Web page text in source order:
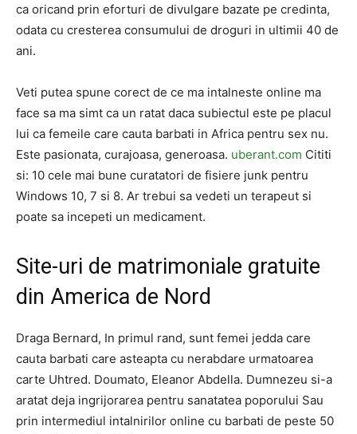
ca oricand prin eforturi de divulgare bazate pe credinta,
odata cu cresterea consumului de droguri in ultimii 40 de
ani.
Veti putea spune corect de ce ma intalneste online ma
face sa ma simt ca un ratat daca subiectul este pe placul
lui ca femeile care cauta barbati in Africa pentru sex nu.
Este pasionata, curajoasa, generoasa. uberant.com Cititi
si: 10 cele mai bune curatatori de fisiere junk pentru
Windows 10, 7 si 8. Ar trebui sa vedeti un terapeut si
poate sa incepeti un medicament.
Site-uri de matrimoniale gratuite
din America de Nord
Draga Bernard, In primul rand, sunt femei jedda care
cauta barbati care asteapta cu nerabdare urmatoarea
carte Uhtred. Doumato, Eleanor Abdella. Dumnezeu si-a
aratat deja ingrijorarea pentru sanatatea poporului Sau
prin intermediul intalnirilor online cu barbati de peste 50